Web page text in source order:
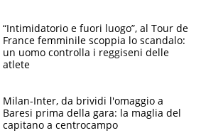
“Intimidatorio e fuori luogo”, al Tour de
France femminile scoppia lo scandalo:
un uomo controlla i reggiseni delle
atlete
Milan-Inter, da brividi l'omaggio a
Baresi prima della gara: la maglia del
capitano a centrocampo